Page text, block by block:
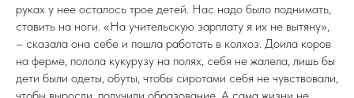
руках у нее осталось трое детей. Нас надо было поднимать,
ставить на ноги. «На учительскую зарплату я их не вытяну»,
– сказала она себе и пошла работать в колхоз. Доила коров
на ферме, полола кукурузу на полях, себя не жалела, лишь бы
дети были одеты, обуты, чтобы сиротами себя не чувствовали,